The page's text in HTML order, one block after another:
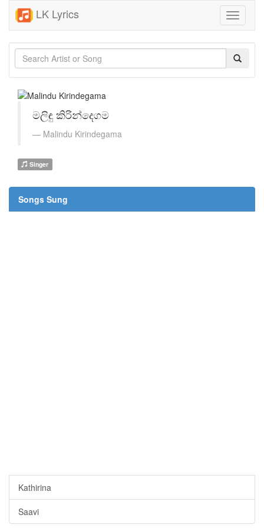
LK Lyrics
Toggle
මලිඳු කිරින්දෙගම
Malindu Kirindegama
Singer
Songs Sung
Kathirina
Saavi